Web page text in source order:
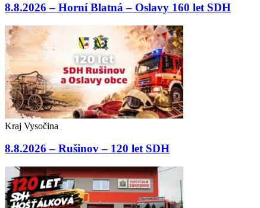
8.8.2026 – Horní Blatná – Oslavy 160 let SDH
Kraj Vysočina
8.8.2026 – Rušinov – 120 let SDH